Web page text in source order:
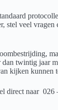
stel veel
twintig jaar
kijken kunnen
direct naar 026